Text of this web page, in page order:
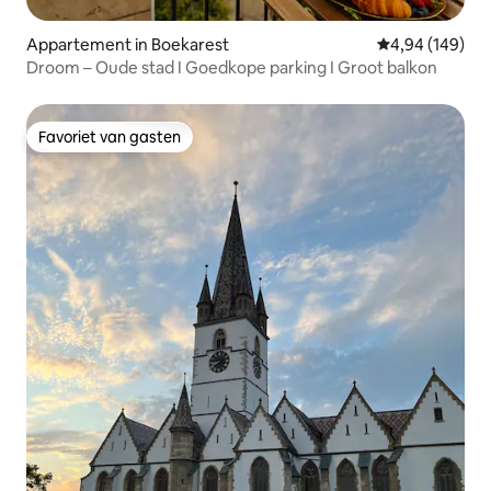
Appartement in Boekarest Gemiddelde
4,94 (149)
Droom – Oude stad I Goedkope parking I Groot balkon
Favoriet van gasten
Favoriet van gasten